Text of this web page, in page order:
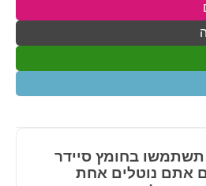
בחומץ סיידר
אתם נוטלים אחת